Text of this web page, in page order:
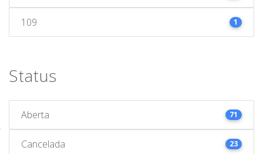
109 1
Status
Aberta 71
Cancelada 23